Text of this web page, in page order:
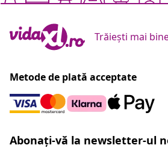
Trăiești mai
Metode de plată acceptate
Abonați-vă la newsletter-ul